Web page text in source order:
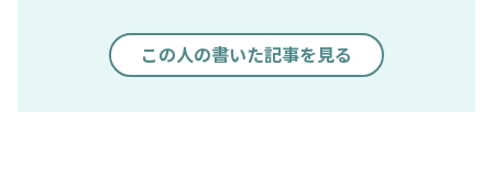
この人の書いた記事を見る